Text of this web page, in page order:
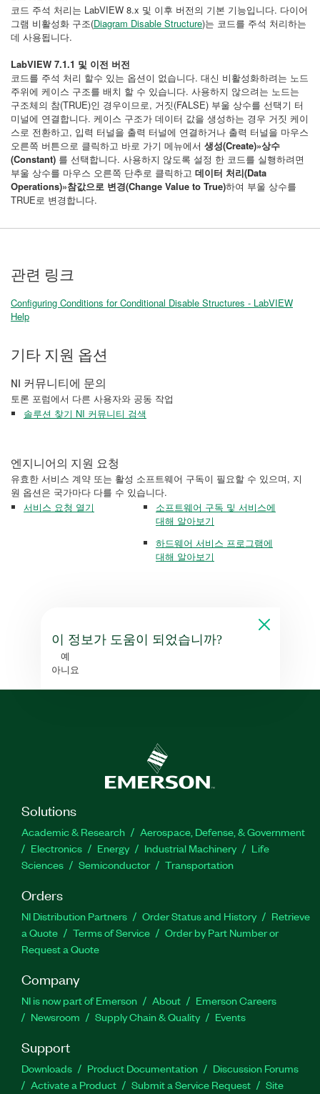
코드 주석 처리는 LabVIEW 8.x 및 이후 버전의 기본 기능입니다. 다이어
그램 비활성화 구조(Diagram Disable Structure)는 코드를 주석 처리하는
데 사용됩니다.
LabVIEW 7.1.1 및 이전 버전
코드를 주석 처리 할수 있는 옵션이 없습니다. 대신 비활성화하려는 노드
주위에 케이스 구조를 배치 할 수 있습니다. 사용하지 않으려는 노드는
구조체의 참(TRUE)인 경우이므로, 거짓(FALSE) 부울 상수를 선택기 터
미널에 연결합니다. 케이스 구조가 데이터 값을 생성하는 경우 거짓 케이
스로 전환하고, 입력 터널을 출력 터널에 연결하거나 출력 터널을 마우스
오른쪽 버튼으로 클릭하고 바로 가기 메뉴에서 생성(Create)»상수
(Constant) 를 선택합니다. 사용하지 않도록 설정 한 코드를 실행하려면
부울 상수를 마우스 오른쪽 단추로 클릭하고 데이터 처리(Data
Operations)»참값으로 변경(Change Value to True)하여 부울 상수를
TRUE로 변경합니다.
관련 링크
Configuring Conditions for Conditional Disable Structures - LabVIEW
Help
기타 지원 옵션
NI 커뮤니티에 문의
토론 포럼에서 다른 사용자와 공동 작업
솔루션 찾기 NI 커뮤니티 검색
엔지니어의 지원 요청
유효한 서비스 계약 또는 활성 소프트웨어 구독이 필요할 수 있으며, 지
원 옵션은 국가마다 다를 수 있습니다.
서비스 요청 열기
소프트웨어 구독 및 서비스에
대해 알아보기
하드웨어 서비스 프로그램에
대해 알아보기
이 정보가 도움이 되었습니까?
예
아니요
Solutions
Academic & Research
Aerospace, Defense, & Government
Electronics
Energy Industrial Machinery
Life
Sciences
Semiconductor Transportation
Orders
NI Distribution Partners Order Status and History
Retrieve
a Quote
Terms of Service
Order by Part Number or
Request a Quote
Company
NI is now part of Emerson About
Emerson Careers
Newsroom
Supply Chain & Quality Events
Support
Downloads Product Documentation
Discussion Forums
Activate a Product
Submit a Service Request Site